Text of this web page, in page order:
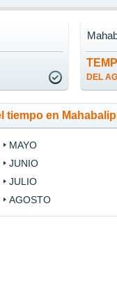
DEL
tiempo en
MAYO
JUNIO
JULIO
AGOSTO